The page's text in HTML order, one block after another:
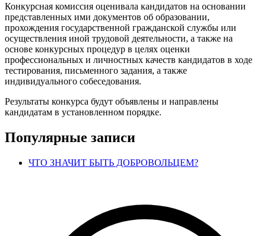
Конкурсная комиссия оценивала кандидатов на основании
представленных ими документов об образовании,
прохождения государственной гражданской службы или
осуществления иной трудовой деятельности, а также на
основе конкурсных процедур в целях оценки
профессиональных и личностных качеств кандидатов в ходе
тестирования, письменного задания, а также
индивидуального собеседования.
Результаты конкурса будут объявлены и направлены
кандидатам в установленном порядке.
Популярные записи
ЧТО ЗНАЧИТ БЫТЬ ДОБРОВОЛЬЦЕМ?